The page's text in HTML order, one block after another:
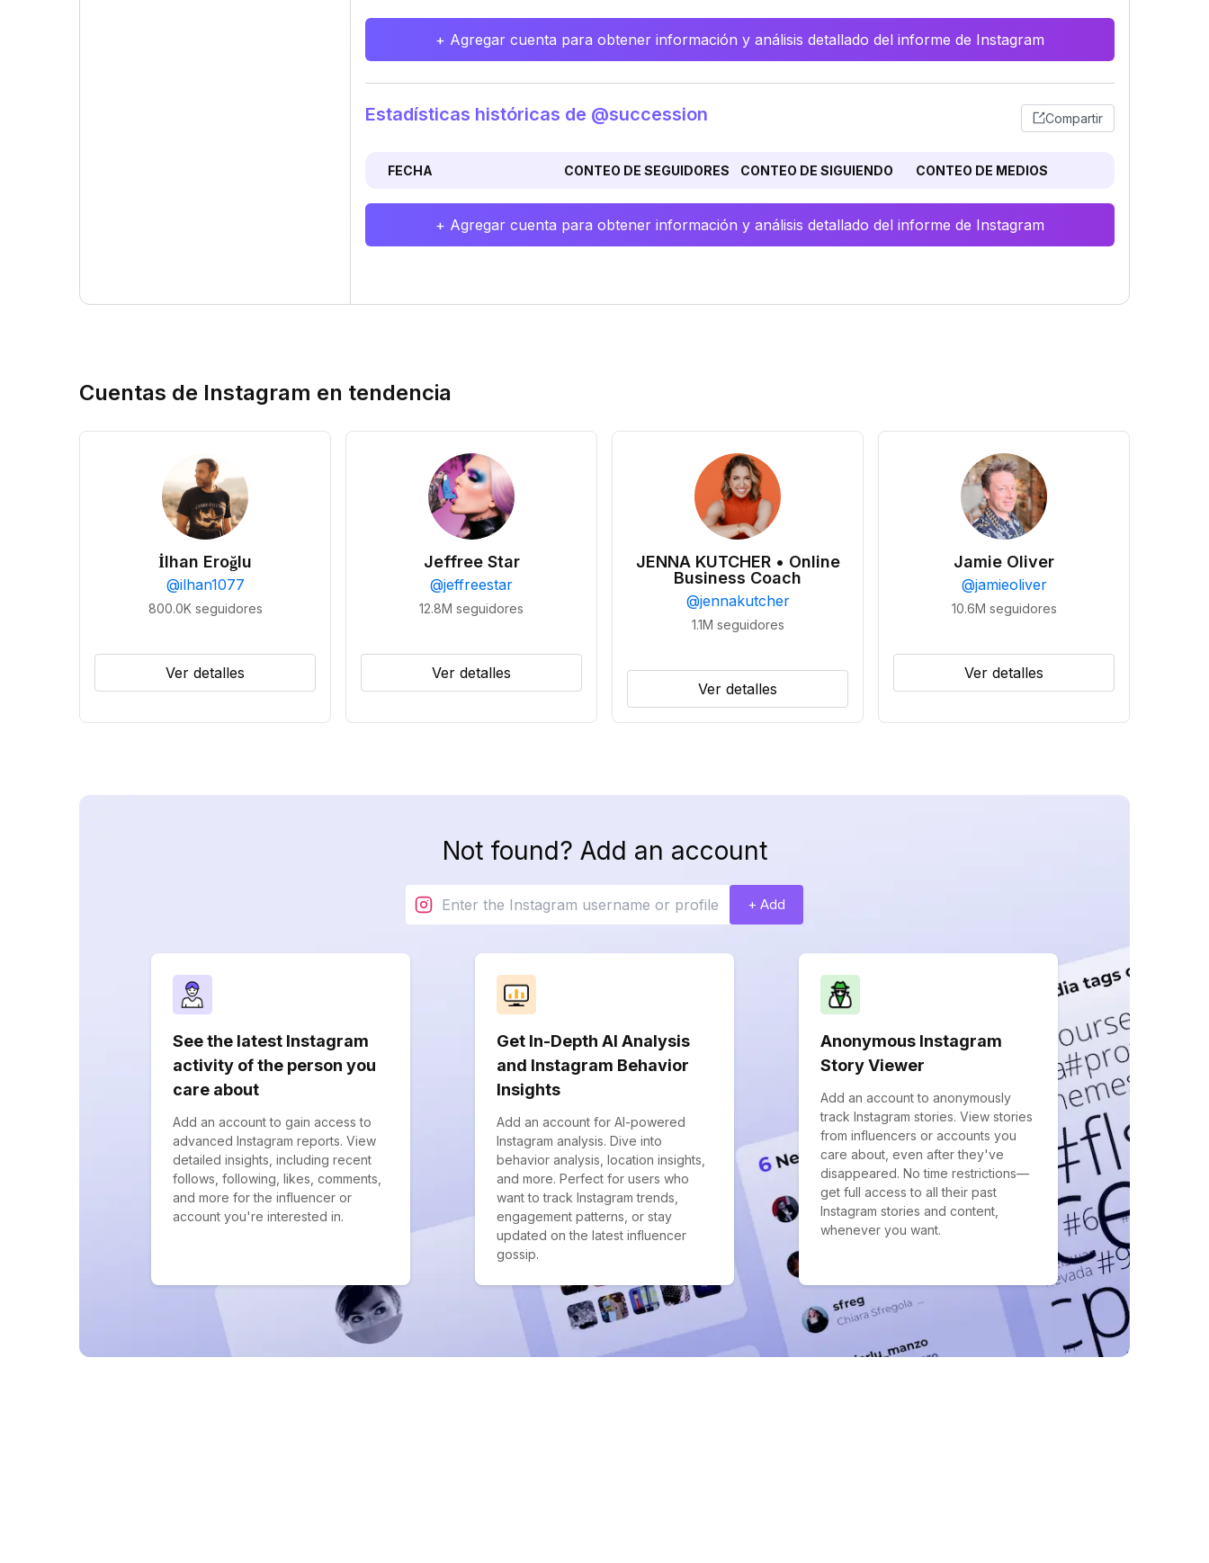
+ Agregar cuenta para obtener información y análisis detallado del informe de Instagram
Estadísticas históricas de @succession Compartir
FECHA CONTEO DE SEGUIDORES CONTEO DE SIGUIENDO CONTEO DE MEDIOS
+ Agregar cuenta para obtener información y análisis detallado del informe de Instagram
Cuentas de Instagram en tendencia
İlhan Eroğlu
@ilhan1077
800.0K seguidores
Ver detalles
Jeffree Star
@jeffreestar
12.8M seguidores
Ver detalles
JENNA KUTCHER • Online
Business Coach
@jennakutcher
1.1M seguidores
Ver detalles
Jamie Oliver
@jamieoliver
10.6M seguidores
Ver detalles
Not found? Add an account
+ Add
See the latest Instagram
activity of the person you
care about
Add an account to gain access to
advanced Instagram reports. View
detailed insights, including recent
follows, following, likes, comments,
and more for the influencer or
account you're interested in.
Get In-Depth AI Analysis
and Instagram Behavior
Insights
Add an account for AI-powered
Instagram analysis. Dive into
behavior analysis, location insights,
and more. Perfect for users who
want to track Instagram trends,
engagement patterns, or stay
updated on the latest influencer
gossip.
Anonymous Instagram
Story Viewer
Add an account to anonymously
track Instagram stories. View stories
from influencers or accounts you
care about, even after they've
disappeared. No time restrictions—
get full access to all their past
Instagram stories and content,
whenever you want.